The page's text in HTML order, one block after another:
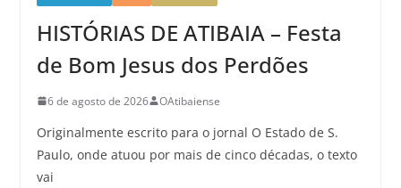
HISTÓRIAS DE ATIBAIA – Festa
de Bom Jesus dos Perdões
6 de agosto de 2026 OAtibaiense
Originalmente escrito para o jornal O Estado de S.
Paulo, onde atuou por mais de cinco décadas, o texto
vai